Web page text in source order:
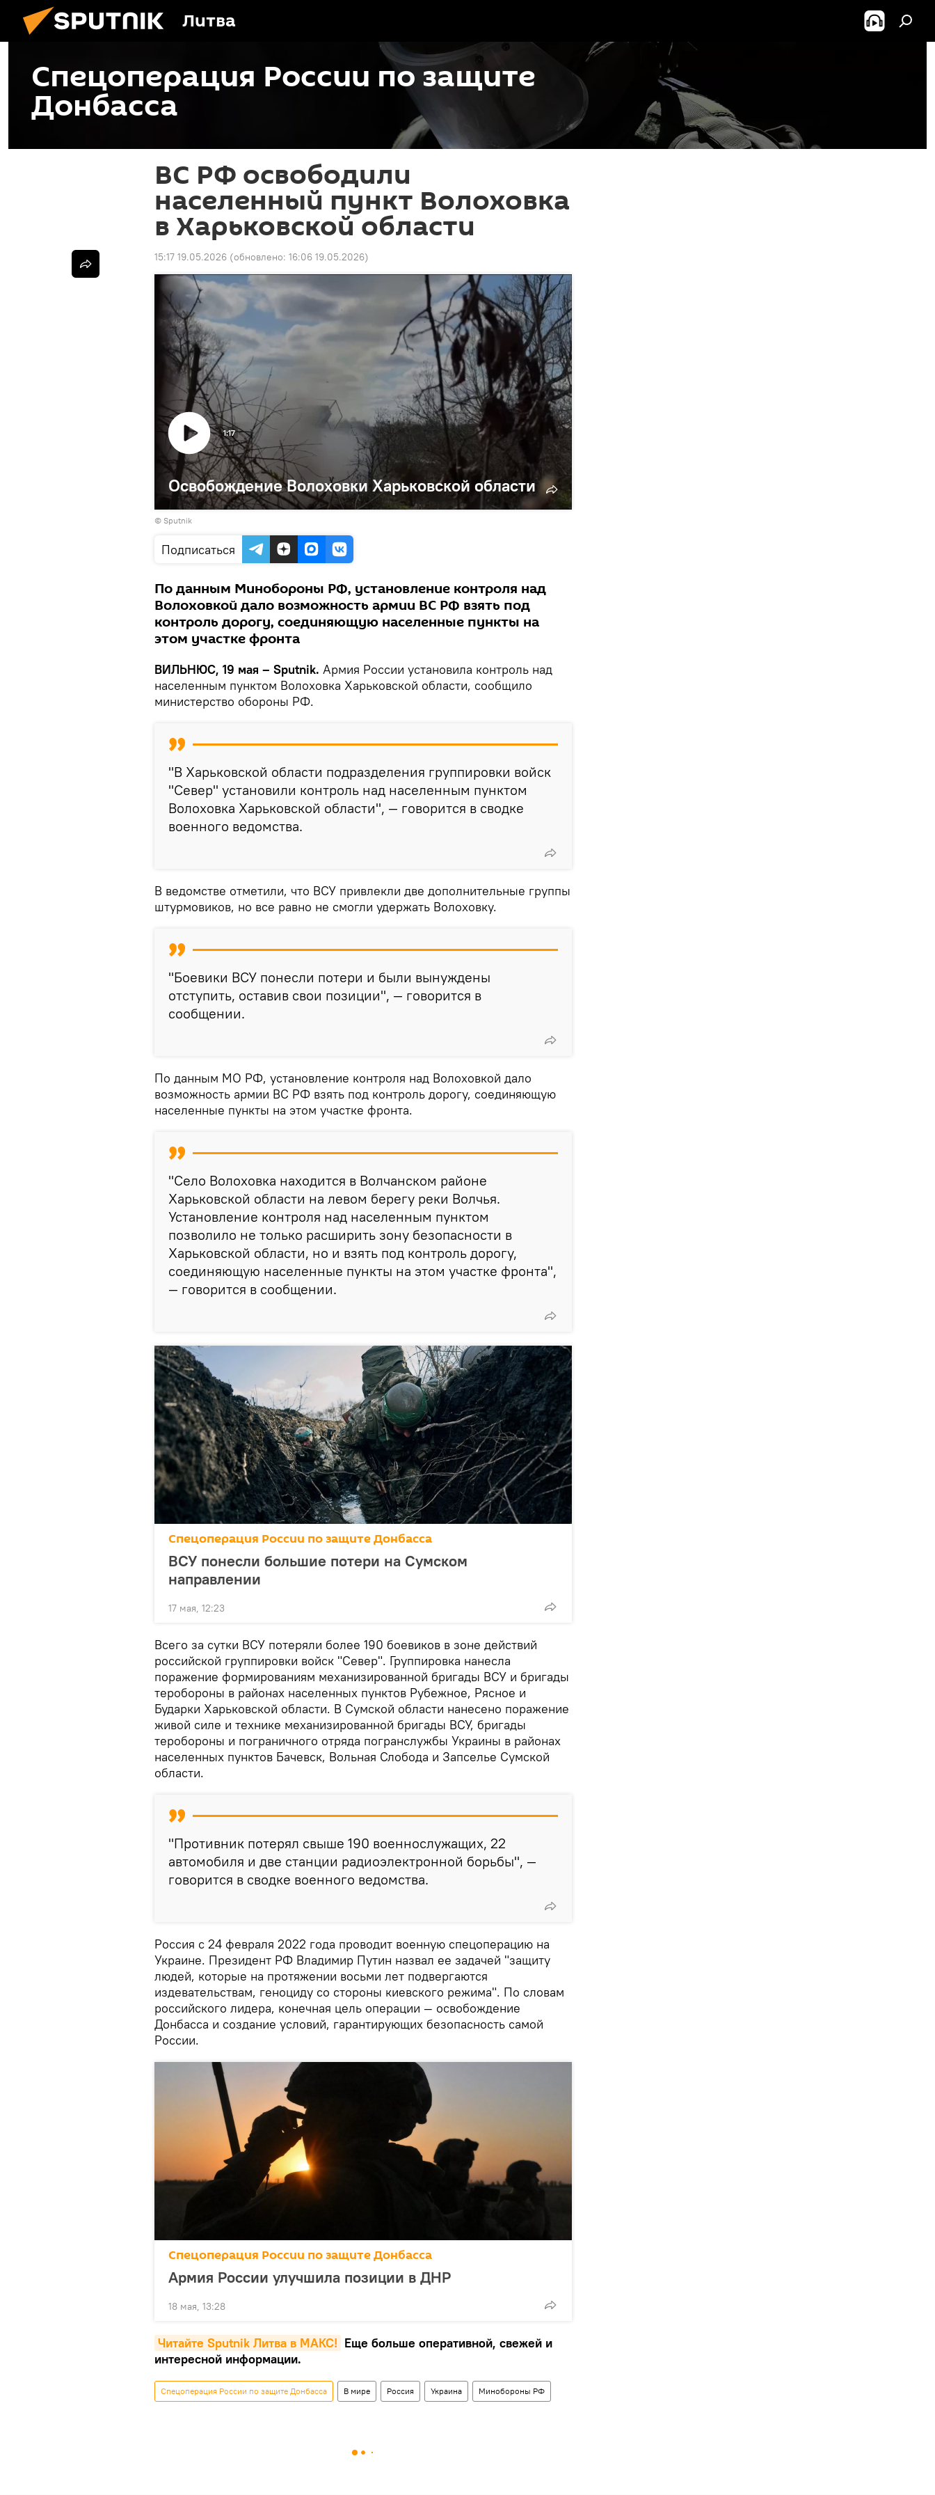
Литва
Спецоперация России по защите
Донбасса
ВС РФ освободили
населенный пункт Волоховка
в Харьковской области
15:17 19.05.2026 (обновлено: 16:06 19.05.2026)
Освобождение Волоховки Харьковской области
1:17
© Sputnik
Подписаться
По данным Минобороны РФ, установление контроля над
Волоховкой дало возможность армии ВС РФ взять под
контроль дорогу, соединяющую населенные пункты на
этом участке фронта
ВИЛЬНЮС, 19 мая – Sputnik. Армия России установила контроль над
населенным пунктом Волоховка Харьковской области, сообщило
министерство обороны РФ.
"В Харьковской области подразделения группировки войск
"Север" установили контроль над населенным пунктом
Волоховка Харьковской области", — говорится в сводке
военного ведомства.
В ведомстве отметили, что ВСУ привлекли две дополнительные группы
штурмовиков, но все равно не смогли удержать Волоховку.
"Боевики ВСУ понесли потери и были вынуждены
отступить, оставив свои позиции", — говорится в
сообщении.
По данным МО РФ, установление контроля над Волоховкой дало
возможность армии ВС РФ взять под контроль дорогу, соединяющую
населенные пункты на этом участке фронта.
"Село Волоховка находится в Волчанском районе
Харьковской области на левом берегу реки Волчья.
Установление контроля над населенным пунктом
позволило не только расширить зону безопасности в
Харьковской области, но и взять под контроль дорогу,
соединяющую населенные пункты на этом участке фронта",
— говорится в сообщении.
Спецоперация России по защите Донбасса
ВСУ понесли большие потери на Сумском
направлении
17 мая, 12:23
Всего за сутки ВСУ потеряли более 190 боевиков в зоне действий
российской группировки войск "Север". Группировка нанесла
поражение формированиям механизированной бригады ВСУ и бригады
теробороны в районах населенных пунктов Рубежное, Рясное и
Бударки Харьковской области. В Сумской области нанесено поражение
живой силе и технике механизированной бригады ВСУ, бригады
теробороны и пограничного отряда погранслужбы Украины в районах
населенных пунктов Бачевск, Вольная Слобода и Запселье Сумской
области.
"Противник потерял свыше 190 военнослужащих, 22
автомобиля и две станции радиоэлектронной борьбы", —
говорится в сводке военного ведомства.
Россия с 24 февраля 2022 года проводит военную спецоперацию на
Украине. Президент РФ Владимир Путин назвал ее задачей "защиту
людей, которые на протяжении восьми лет подвергаются
издевательствам, геноциду со стороны киевского режима". По словам
российского лидера, конечная цель операции — освобождение
Донбасса и создание условий, гарантирующих безопасность самой
России.
Спецоперация России по защите Донбасса
Армия России улучшила позиции в ДНР
18 мая, 13:28
Читайте Sputnik Литва в MAКС! Еще больше оперативной, свежей и
интересной информации.
Спецоперация России по защите Донбасса В мире Россия Украина Минобороны РФ